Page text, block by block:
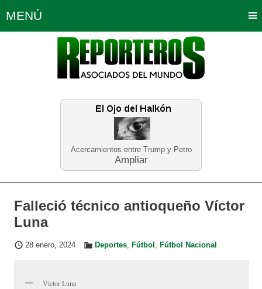
Acercamientos entre Trump y Petro
Ampliar
MENÚ
Política Opinión Bogotá
Planeta Tierra Deportes
Educación Neira
Falleció técnico antioqueño Víctor
Luna
28 enero, 2024 Deportes, Fútbol , Fútbol Nacional
Victor Luna